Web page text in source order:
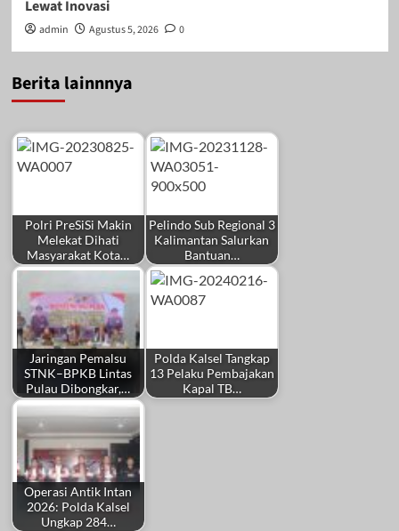
Lewat Inovasi
admin Agustus 5, 2026 0
Berita lainnnya
Polri PreSiSi Makin
Melekat Dihati
Masyarakat Kota…
Pelindo Sub Regional 3
Kalimantan Salurkan
Bantuan…
Jaringan Pemalsu
STNK–BPKB Lintas
Pulau Dibongkar,…
Polda Kalsel Tangkap
13 Pelaku Pembajakan
Kapal TB…
Operasi Antik Intan
2026: Polda Kalsel
Ungkap 284…